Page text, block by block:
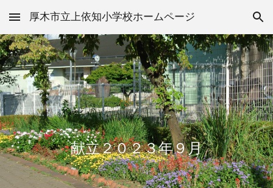
Skip to main content Skip to navigation
厚木市立上依知小学校ホームページ
献立２０２３年９月